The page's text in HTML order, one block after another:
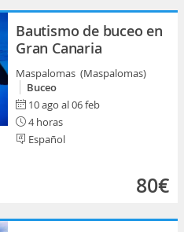
Bautismo de buceo en
Gran Canaria
Maspalomas (Maspalomas)
Buceo
10 ago al 06 feb
4 horas
Español
80€